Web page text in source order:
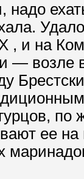
и на
—
ее